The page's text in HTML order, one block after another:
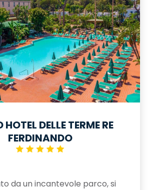
DELLE TERME RE
FERDINANDO
da un incantevole parco, si